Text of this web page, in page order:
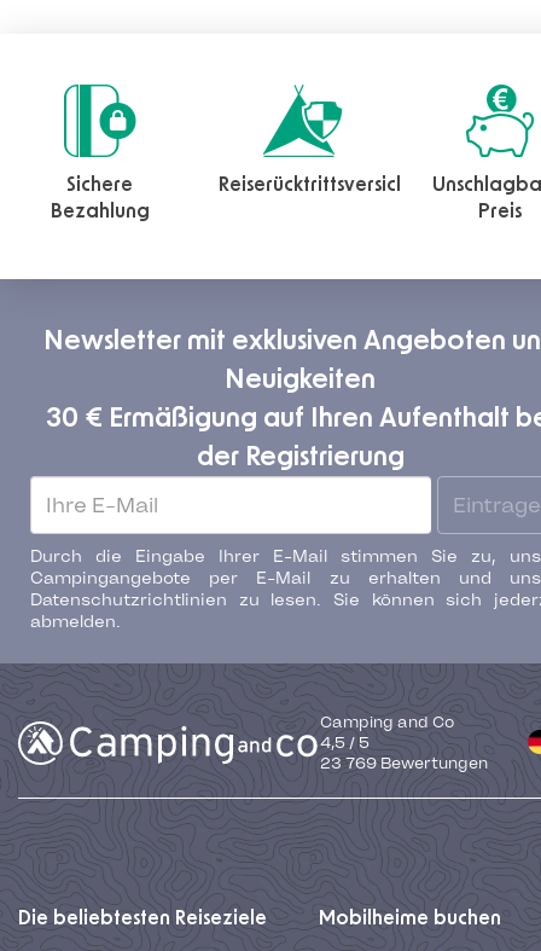
Sichere
Bezahlung
Reiserücktrittsversicherung
Preis
Newsletter mit exklusiven Angeboten
Neuigkeiten
30 € Ermäßigung auf Ihren Aufenthalt
der Registrierung
Durch die Eingabe Ihrer E-Mail stimmen Sie zu,
Campingangebote per E-Mail zu erhalten und
Datenschutzrichtlinien zu lesen. Sie können sich
abmelden.
Camping and Co
4,5 / 5
23 769Bewertungen
Die beliebtesten Reiseziele Mobilheime buchen